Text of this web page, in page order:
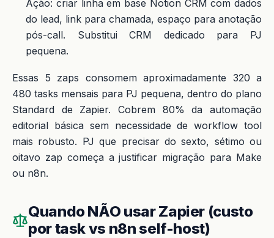
Ação: criar linha em base Notion CRM com dados
do lead, link para chamada, espaço para anotação
pós-call. Substitui CRM dedicado para PJ
pequena.
Essas 5 zaps consomem aproximadamente 320 a
480 tasks mensais para PJ pequena, dentro do plano
Standard de Zapier. Cobrem 80% da automação
editorial básica sem necessidade de workflow tool
mais robusto. PJ que precisar do sexto, sétimo ou
oitavo zap começa a justificar migração para Make
ou n8n.
Quando NÃO usar Zapier (custo
por task vs n8n self-host)